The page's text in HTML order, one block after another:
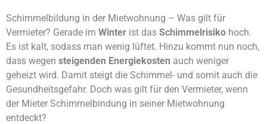
Schimmelbildung in der Mietwohnung – Was gilt für
Vermieter? Gerade im Winter ist das Schimmelrisiko hoch.
Es ist kalt, sodass man wenig lüftet. Hinzu kommt nun noch,
dass wegen steigenden Energiekosten auch weniger
geheizt wird. Damit steigt die Schimmel- und somit auch die
Gesundheitsgefahr. Doch was gilt für den Vermieter, wenn
der Mieter Schimmelbindung in seiner Mietwohnung
entdeckt?